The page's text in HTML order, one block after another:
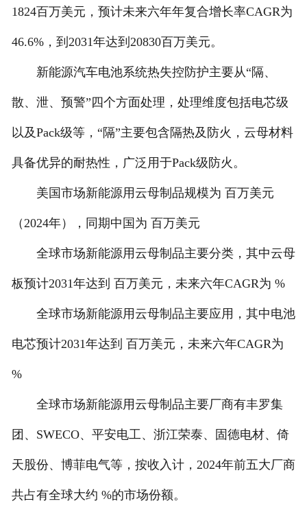
在线留言
1824百万美元，预计未来六年年复合增长率CAGR为
46.6%，到2031年达到20830百万美元。
新能源汽车电池系统热失控防护主要从“隔、
散、泄、预警”四个方面处理，处理维度包括电芯级
以及Pack级等，“隔”主要包含隔热及防火，云母材料
具备优异的耐热性，广泛用于Pack级防火。
美国市场新能源用云母制品规模为 百万美元
（2024年），同期中国为 百万美元
全球市场新能源用云母制品主要分类，其中云母
板预计2031年达到 百万美元，未来六年CAGR为 %
全球市场新能源用云母制品主要应用，其中电池
电芯预计2031年达到 百万美元，未来六年CAGR为
%
全球市场新能源用云母制品主要厂商有丰罗集
团、SWECO、平安电工、浙江荣泰、固德电材、倚
天股份、博菲电气等，按收入计，2024年前五大厂商
共占有全球大约 %的市场份额。